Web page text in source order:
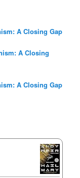
A Closing Gap
A Closing
A Closing Gap